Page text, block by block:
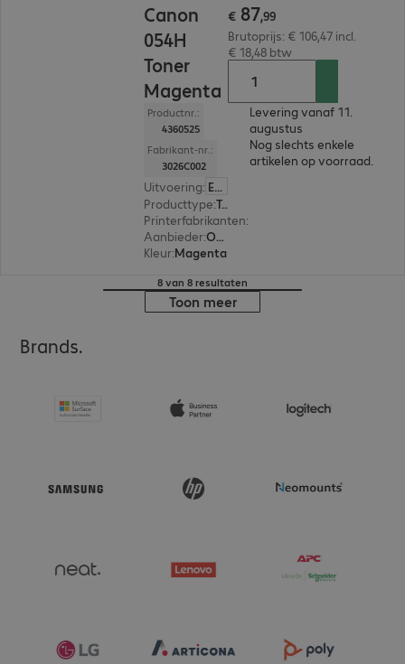
Canon
054H
Toner
Magenta
Productnr.:
4360525
Fabrikant-nr.:
3026C002
Uitvoering: Europa
Producttype: Toner
Printerfabrikanten:
Aanbieder:
Origineel
Kleur:Magenta
€ 87,99
Brutoprijs: € 106,47 incl.
€ 18,48 btw
Levering vanaf 11.
augustus
Nog slechts enkele
artikelen op voorraad.
8 van 8 resultaten
Toon meer
Brands.